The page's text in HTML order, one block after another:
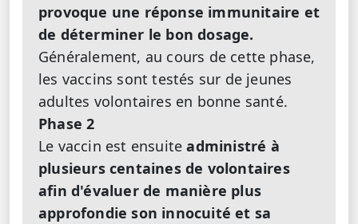
provoque une réponse immunitaire et
de déterminer le bon dosage.
Généralement, au cours de cette phase,
les vaccins sont testés sur de jeunes
adultes volontaires en bonne santé.
Phase 2
Le vaccin est ensuiteadministré à
plusieurs centaines de volontaires
afin d'évaluer de manière plus
approfondie son innocuité et sa